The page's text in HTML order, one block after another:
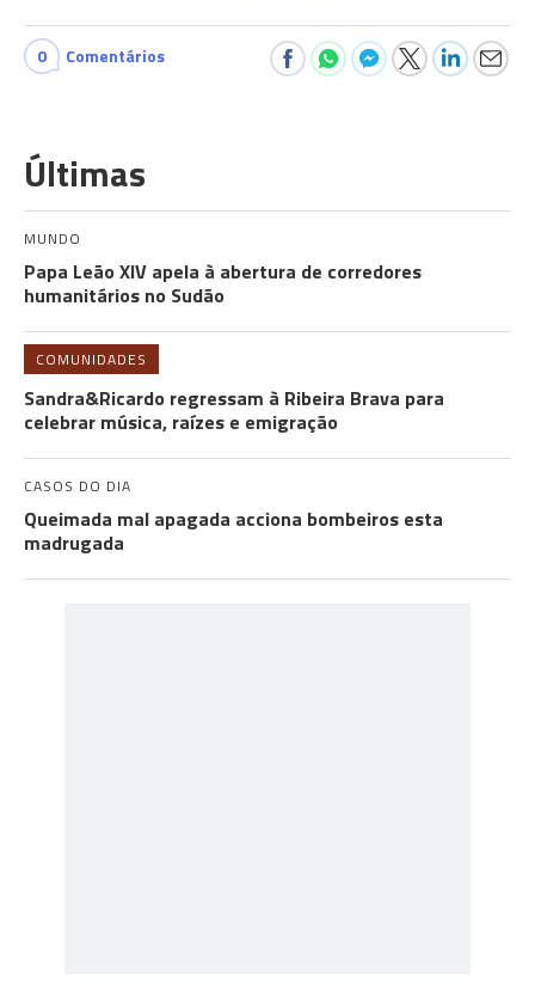
0 Comentários
Últimas
MUNDO
Papa Leão XIV apela à abertura de corredores
humanitários no Sudão
COMUNIDADES
Sandra&Ricardo regressam à Ribeira Brava para
celebrar música, raízes e emigração
CASOS DO DIA
Queimada mal apagada acciona bombeiros esta
madrugada